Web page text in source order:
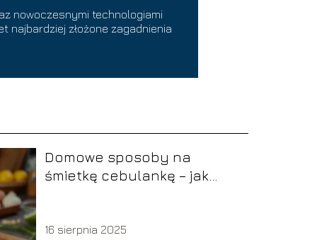
nowoczesnymi technologiami
najbardziej złożone zagadnienia
Domowe sposoby na
śmietkę cebulankę – jak
16 sierpnia 2025